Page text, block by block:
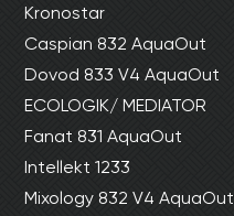
Kronostar
Caspian 832 AquaOut
Dovod 833 V4 AquaOut
ECOLOGIK/ MEDIATOR
Fanat 831 AquaOut
Intellekt 1233
Mixology 832 V4 AquaOut